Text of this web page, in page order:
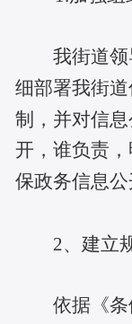
我街道
细部署我街
制，并对信
开，谁负责
保政务信息公
2、建立
依据《